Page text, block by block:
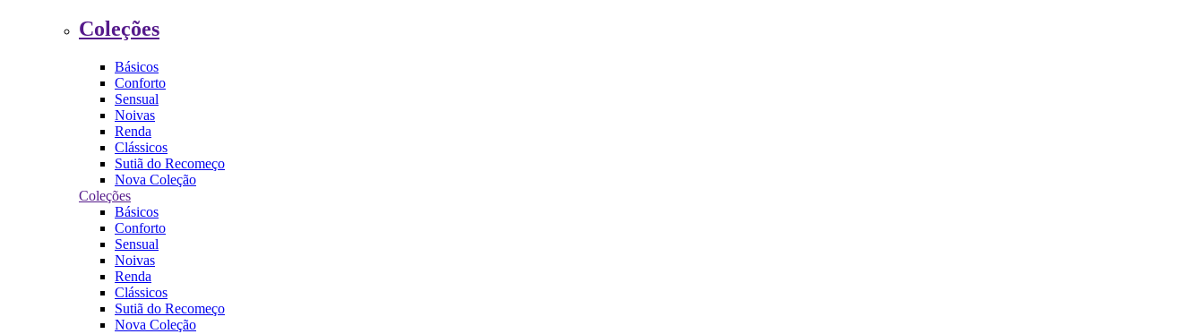
Coleções
Básicos
Conforto
Sensual
Noivas
Renda
Clássicos
Sutiã do Recomeço
Nova Coleção
Coleções
Básicos
Conforto
Sensual
Noivas
Renda
Clássicos
Sutiã do Recomeço
Nova Coleção